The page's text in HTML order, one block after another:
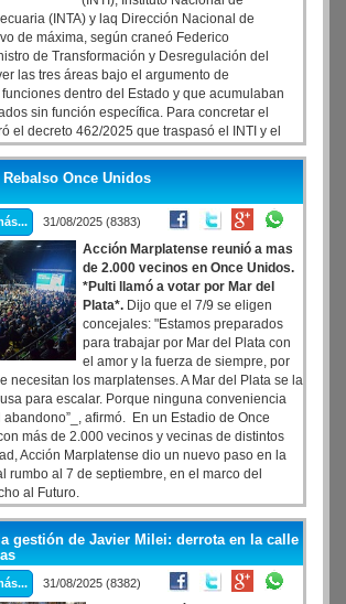
(INTA) y laq Dirección Nacional de
de máxima, según craneó Federico
de Transformación y Desregulación del
las tres áreas bajo el argumento de
dentro del Estado y que acumulaban
sin función específica. Para concretar el
el decreto 462/2025 que traspasó el INTI y el
ministerio de Economía.
Once Unidos
31/08/2025 (8383)
Acción Marplatense reunió a mas
de 2.000 vecinos en Once Unidos.
*Pulti llamó a votar por Mar del
Plata*. Dijo que el 7/9 se eligen
concejales: "Estamos preparados
para trabajar por Mar del Plata con
el amor y la fuerza de siempre, por
necesitan los marplatenses. A Mar del Plata se la
para escalar. Porque ninguna conveniencia
afirmó. En un Estadio de Once
más de 2.000 vecinos y vecinas de distintos
Acción Marplatense dio un nuevo paso en la
rumbo al 7 de septiembre, en el marco del
al Futuro.
gestión de Javier Milei: derrota en la calle
31/08/2025 (8382)